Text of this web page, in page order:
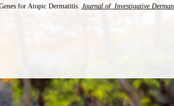
for Atopic Dermatitis. Journal of Investigative
super enhancers mediate core regulatory circuitry during
cells.Cell Death & Disease.2022 Oct 12;13(10):866. [IF: